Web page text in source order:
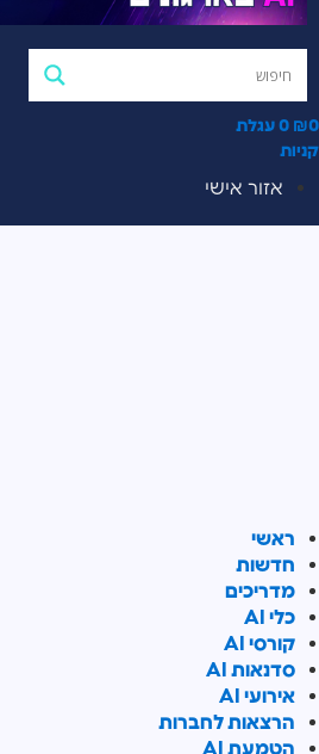
₪0
0 עגלת
קניות
אזור אישי
ראשי
חדשות
מדריכים
כלי AI
קורסי AI
סדנאות AI
אירועי AI
הרצאות לחברות
הטמעת AI